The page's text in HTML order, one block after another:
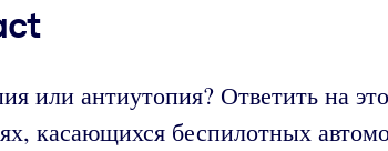
или антиутопия? Ответить на
касающихся беспилотных